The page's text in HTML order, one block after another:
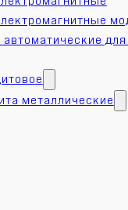
металлические